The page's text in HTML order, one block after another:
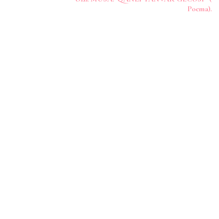
Poema).